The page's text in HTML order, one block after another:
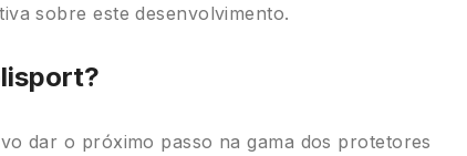
sobre este desenvolvimento.
dar o próximo passo na gama dos protetores